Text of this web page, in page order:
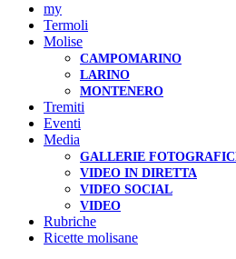
my
Termoli
Molise
CAMPOMARINO
LARINO
MONTENERO
Tremiti
Eventi
Media
GALLERIE
VIDEO IN DIRETTA
VIDEO SOCIAL
VIDEO
Rubriche
Ricette molisane